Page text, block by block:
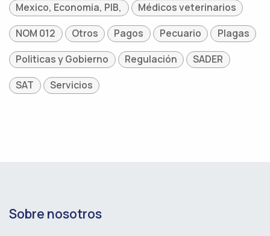
Mexico, Economia, PIB,
Médicos veterinarios
NOM 012
Otros Pagos Pecuario
Plagas
Politicas y Gobierno
Regulación
SADER
SAT
Servicios
Sobre nosotros